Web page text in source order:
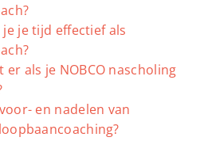
je tijd effectief als
er als je NOBCO nascholing
en nadelen van